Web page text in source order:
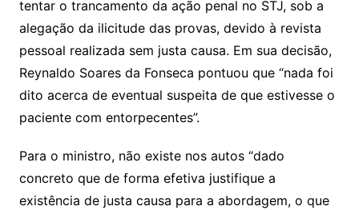
tentar o trancamento da ação penal no STJ, sob a
alegação da ilicitude das provas, devido à revista
pessoal realizada sem justa causa. Em sua decisão,
Reynaldo Soares da Fonseca pontuou que “nada foi
dito acerca de eventual suspeita de que estivesse o
paciente com entorpecentes”.
Para o ministro, não existe nos autos “dado
concreto que de forma efetiva justifique a
existência de justa causa para a abordagem, o que